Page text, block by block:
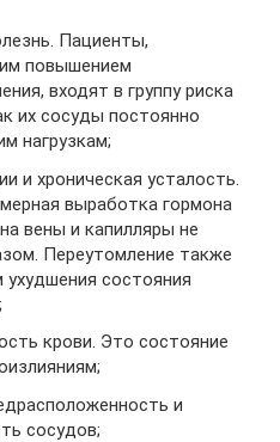
Пациенты,
повышением
входят в группу риска
их сосуды постоянно
нагрузкам;
и хроническая усталость.
выработка гормона
вены и капилляры не
Переутомление также
состояния
крови. Это состояние
и
сосудов;